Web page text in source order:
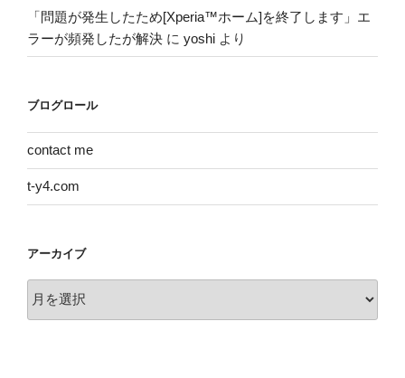
「問題が発生したため[Xperia™ホーム]を終了します」エ
ラーが頻発したが解決 に yoshi より
ブログロール
contact me
t-y4.com
アーカイブ
ー